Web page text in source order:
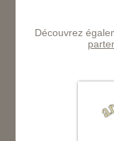
Découvrez